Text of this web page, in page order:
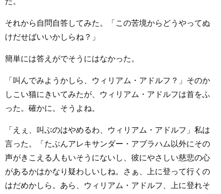
それから自問自答してみた。「この苦境からどうやってぬ
けだせばいいかしらね？」
簡単には答えがでそうにはなかった。
「叫んでみようかしら、ウィリアム・アドルフ？」そのか
しこい猫にきいてみたが、ウィリアム・アドルフは首をふ
った。確かに。そうよね。
「えぇ、叫ぶのはやめるわ、ウィリアム・アドルフ」私は
言った。「たぶんアレキサンダー・アブラハム以外にその
声がきこえる人もいそうにないし、彼にやさしい慈悲の心
があるかはかなり疑わしいしね。さぁ、上に登って行くの
はだめかしら。あら、ウィリアム・アドルフ、上に登れそ